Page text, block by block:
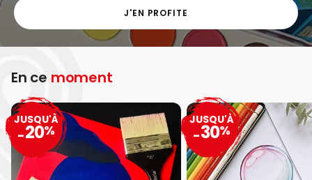
J'EN PROFITE
En ce moment
JUSQU'À
-20%
JUSQU'À
-30%